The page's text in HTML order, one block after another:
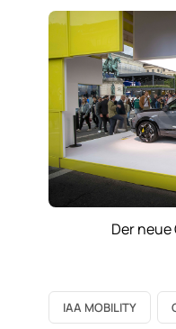
Der neue
IAA MOBILITY